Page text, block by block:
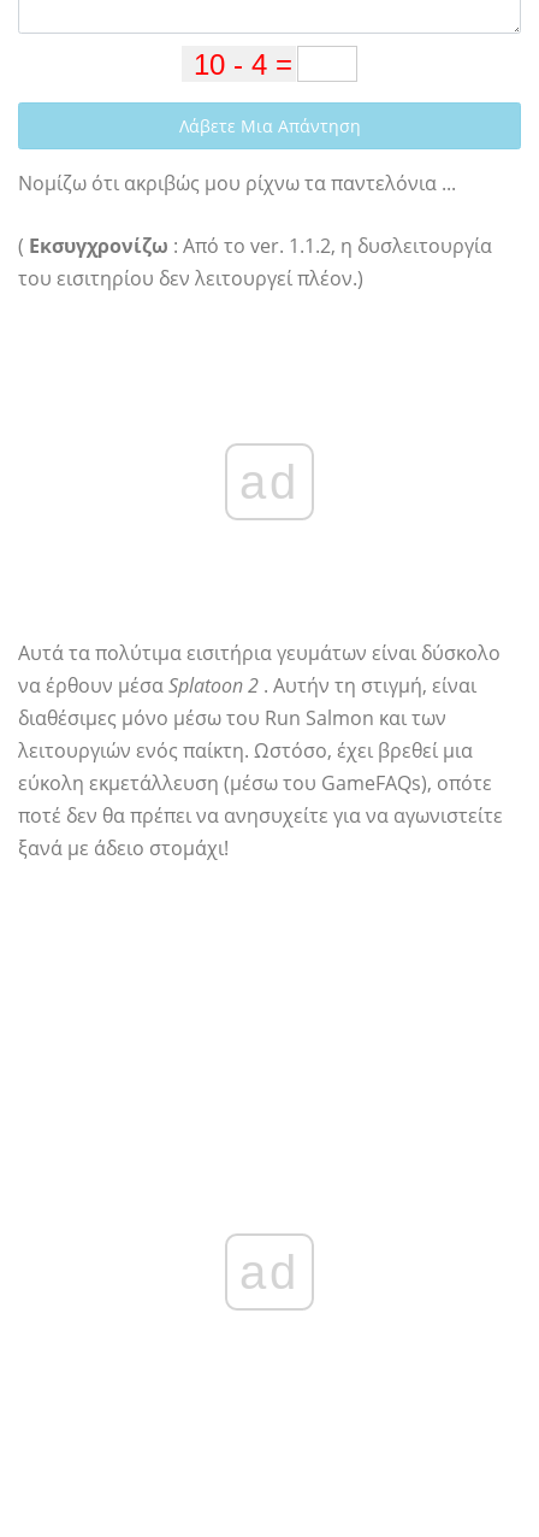
Λάβετε Μια Απάντηση
Νομίζω ότι ακριβώς μου ρίχνω τα παντελόνια ...
( Εκσυγχρονίζω : Από το ver. 1.1.2, η δυσλειτουργία
του εισιτηρίου δεν λειτουργεί πλέον.)
ad
Αυτά τα πολύτιμα εισιτήρια γευμάτων είναι δύσκολο
να έρθουν μέσαSplatoon 2 . Αυτήν τη στιγμή, είναι
διαθέσιμες μόνο μέσω του Run Salmon και των
λειτουργιών ενός παίκτη. Ωστόσο, έχει βρεθεί μια
εύκολη εκμετάλλευση (μέσω του GameFAQs), οπότε
ποτέ δεν θα πρέπει να ανησυχείτε για να αγωνιστείτε
ξανά με άδειο στομάχι!
ad